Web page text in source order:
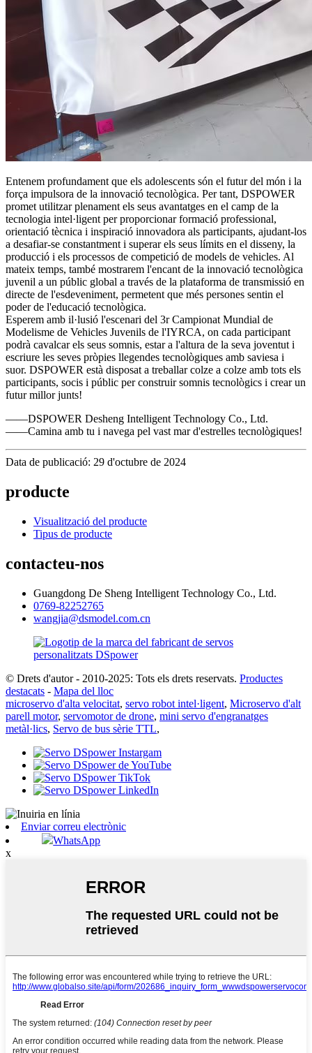
Entenem profundament que els adolescents són el futur del món i la
força impulsora de la innovació tecnològica. Per tant, DSPOWER
promet utilitzar plenament els seus avantatges en el camp de la
tecnologia intel·ligent per proporcionar formació professional,
orientació tècnica i inspiració innovadora als participants, ajudant-los
a desafiar-se constantment i superar els seus límits en el disseny, la
producció i els processos de competició de models de vehicles. Al
mateix temps, també mostrarem l'encant de la innovació tecnològica
juvenil a un públic global a través de la plataforma de transmissió en
directe de l'esdeveniment, permetent que més persones sentin el
poder de l'educació tecnològica.
Esperem amb il·lusió l'escenari del 3r Campionat Mundial de
Modelisme de Vehicles Juvenils de l'IYRCA, on cada participant
podrà cavalcar els seus somnis, estar a l'altura de la seva joventut i
escriure les seves pròpies llegendes tecnològiques amb saviesa i
suor. DSPOWER està disposat a treballar colze a colze amb tots els
participants, socis i públic per construir somnis tecnològics i crear un
futur millor junts!
——DSPOWER Desheng Intelligent Technology Co., Ltd.
——Camina amb tu i navega pel vast mar d'estrelles tecnològiques!
Data de publicació: 29 d'octubre de 2024
producte
Visualització del producte
Tipus de producte
contacteu-nos
Guangdong De Sheng Intelligent Technology Co., Ltd.
0769-82252765
wangjia@dsmodel.com.cn
© Drets d'autor - 2010-2025: Tots els drets reservats. Productes
destacats - Mapa del lloc
microservo d'alta velocitat, servo robot intel·ligent, Microservo d'alt
parell motor, servomotor de drone, mini servo d'engranatges
metàl·lics, Servo de bus sèrie TTL,
Enviar correu electrònic
WhatsApp
x